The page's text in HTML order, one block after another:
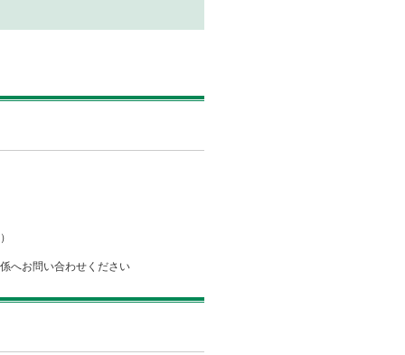
へお問い合わせください